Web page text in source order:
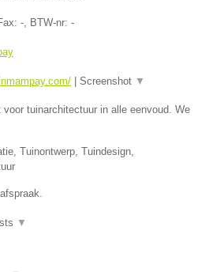
-, BTW-nr: -
Screenshot ▼
tuinarchitectuur in alle eenvoud. We
Tuinontwerp, Tuindesign,
▼